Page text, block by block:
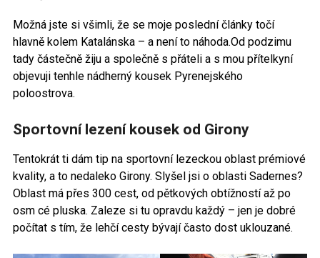
Možná jste si všimli, že se moje poslední články točí
hlavně kolem Katalánska – a není to náhoda.Od podzimu
tady částečně žiju a společně s přáteli a s mou přítelkyní
objevuji tenhle nádherný kousek Pyrenejského
poloostrova.
Sportovní lezení kousek od Girony
Tentokrát ti dám tip na sportovní lezeckou oblast prémiové
kvality, a to nedaleko Girony. Slyšel jsi o oblasti Sadernes?
Oblast má přes 300 cest, od pětkových obtížností až po
osm cé pluska. Zaleze si tu opravdu každý – jen je dobré
počítat s tím, že lehčí cesty bývají často dost uklouzané.